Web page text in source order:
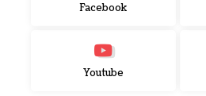
Facebook
Youtube